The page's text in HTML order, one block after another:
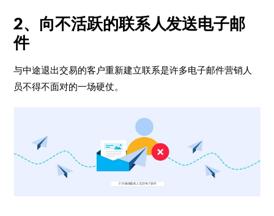
2、向不活跃的联系人发送电子邮
件
与中途退出交易的客户重新建立联系是许多电子邮件营销人
员不得不面对的一场硬仗。